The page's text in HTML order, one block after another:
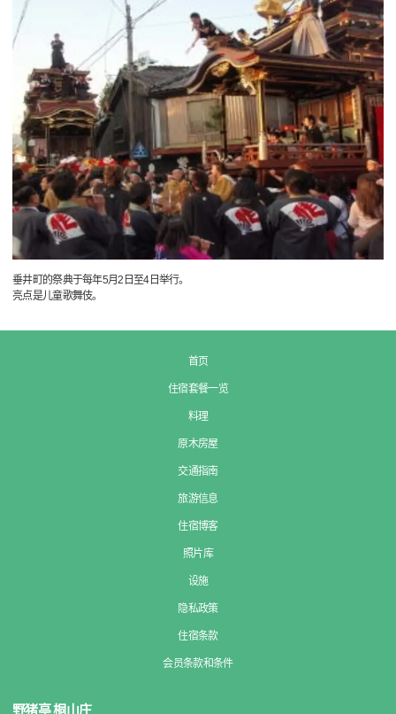
垂井町的祭典于每年5月2日至4日举行。
亮点是儿童歌舞伎。
首页
住宿套餐一览
料理
原木房屋
交通指南
旅游信息
住宿博客
照片库
设施
隐私政策
住宿条款
会员条款和条件
野猪亭 桐山庄